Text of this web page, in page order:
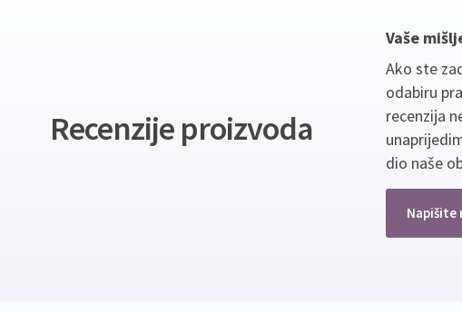
Recenzije proizvoda
Vaše
Ako ste
odabiru
recenzija
dio naše
Napišite